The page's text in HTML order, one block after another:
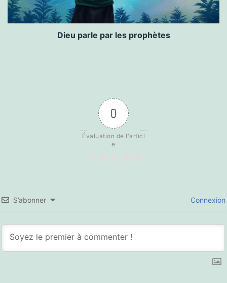
Dieu parle par les prophètes
0
Évaluation de l'articl
e
S’abonner Connexion